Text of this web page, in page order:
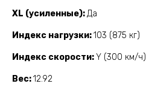
XL (усиленные) Да
Индекс нагрузки 103 (875 кг)
Индекс скорости Y (300 км/ч)
Вес 12.92